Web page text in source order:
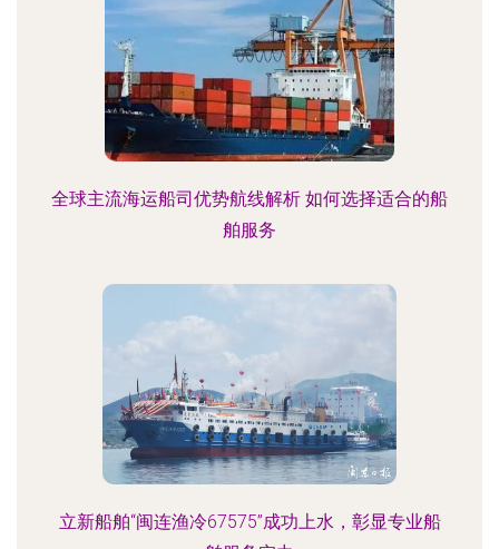
全球主流海运船司优势航线解析 如何选择适合的船
舶服务
立新船舶“闽连渔冷67575”成功上水，彰显专业船